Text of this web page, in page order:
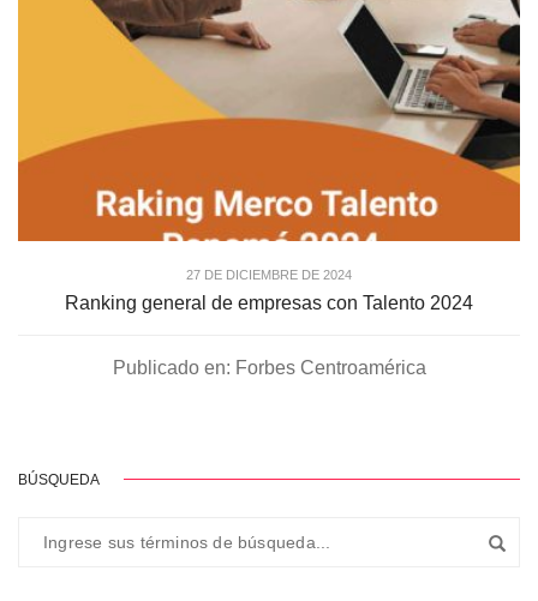
27 DE DICIEMBRE DE 2024
Ranking general de empresas con Talento 2024
Publicado en: Forbes Centroamérica
BÚSQUEDA